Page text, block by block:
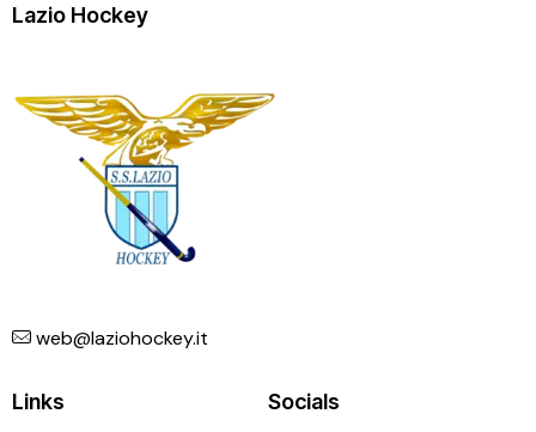
Lazio Hockey
web@laziohockey.it
Links
Socials